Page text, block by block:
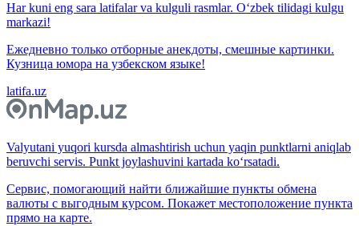
Har kuni eng sara latifalar va kulguli rasmlar. O‘zbek tilidagi kulgu
markazi!
Ежедневно только отборные анекдоты, смешные картинки.
Кузница юмора на узбекском языке!
latifa.uz
Valyutani yuqori kursda almashtirish uchun yaqin punktlarni aniqlab
beruvchi servis. Punkt joylashuvini kartada ko‘rsatadi.
Сервис, помогающий найти ближайшие пункты обмена
валюты с выгодным курсом. Покажет местоположение пункта
прямо на карте.